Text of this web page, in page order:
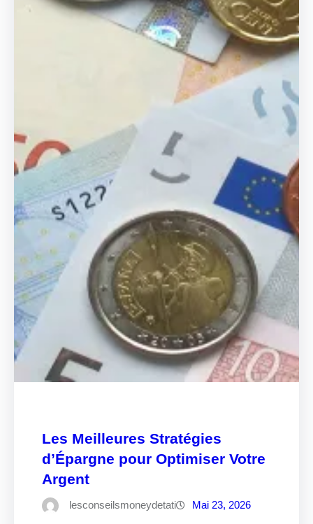
Les Meilleures Stratégies
d’Épargne pour Optimiser Votre
Argent
lesconseilsmoneydetati Mai 23, 2026